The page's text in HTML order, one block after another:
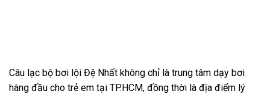
Câu lạc bộ bơi lội Đệ Nhất không chỉ là trung tâm dạy bơi
hàng đầu cho trẻ em tại TP.HCM, đồng thời là địa điểm lý